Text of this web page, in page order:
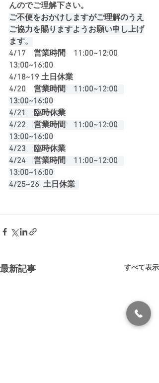
んのでご理解下さい。
ご不便をおかけしますがご理解のうえ
ご協力を賜りますようお願い申し上げ
ます。
4/17　営業時間　11:00~12:00
13:00~16:00
4/18~19 土日休業
4/20 営業時間　11:00~12:00
13:00~16:00
4/21    臨時休業
4/22    営業時間　11:00~12:00
13:00~16:00
4/23    臨時休業
4/24    営業時間　11:00~12:00
13:00~16:00
4/25~26  土日休業
最新記事 すべて表示